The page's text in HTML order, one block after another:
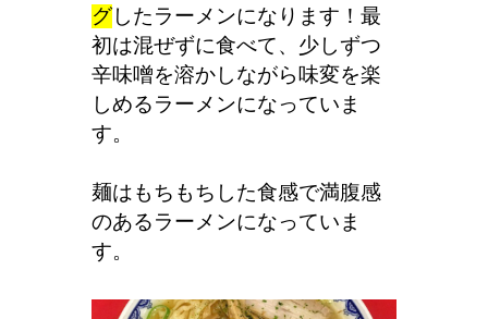
グしたラーメンになります！最
初は混ぜずに食べて、少しずつ
辛味噌を溶かしながら味変を楽
しめるラーメンになっていま
す。
麺はもちもちした食感で満腹感
のあるラーメンになっていま
す。